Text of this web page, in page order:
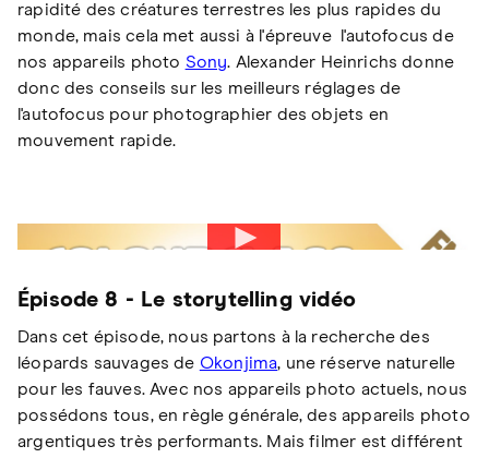
rapidité des créatures terrestres les plus rapides du
monde, mais cela met aussi à l'épreuve l'autofocus de
nos appareils photo Sony. Alexander Heinrichs donne
donc des conseils sur les meilleurs réglages de
l'autofocus pour photographier des objets en
mouvement rapide.
Épisode 8 - Le storytelling vidéo
Dans cet épisode, nous partons à la recherche des
léopards sauvages de Okonjima, une réserve naturelle
pour les fauves. Avec nos appareils photo actuels, nous
possédons tous, en règle générale, des appareils photo
argentiques très performants. Mais filmer est différent